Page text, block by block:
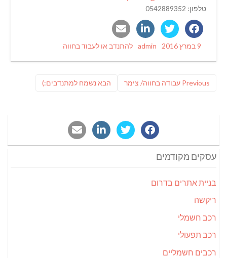
טלפון: 0542889352
Posted
9 במרץ 2016 Author
admin
Categories
להתנדב או לעבוד בחווה
Previous
Previous
עבודה בחווה/ צימר הבאפוסט
נשמח למתנדבים:)
עסקים מקודמים
בניית אתרים בדרום
ריקשה
רכב חשמלי
רכב תפעולי
רכבים חשמליים